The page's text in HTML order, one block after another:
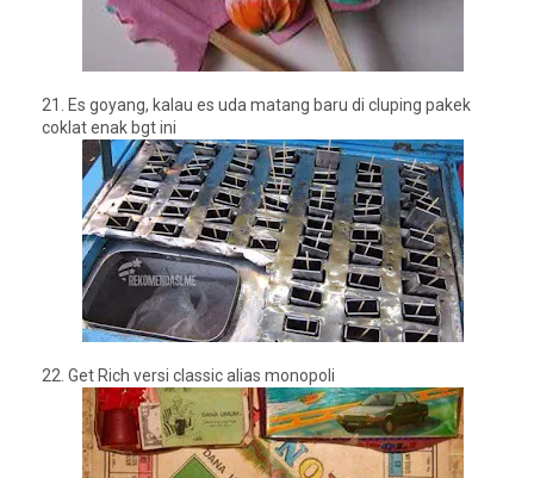
21. Es goyang, kalau es uda matang baru di cluping pakek
coklat enak bgt ini
22. Get Rich versi classic alias monopoli